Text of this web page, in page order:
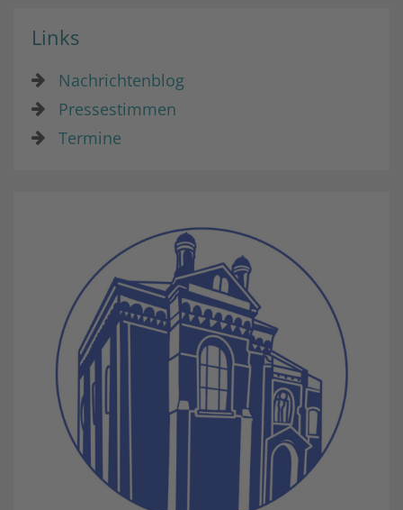
Links
Nachrichtenblog
Pressestimmen
Termine